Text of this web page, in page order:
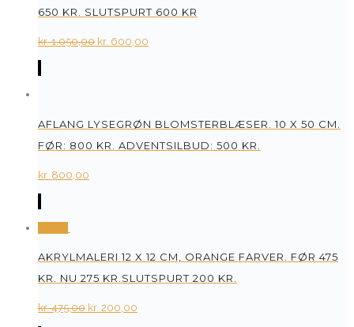
650 KR. SLUTSPURT 600 KR
kr.1.050,00 Original
kr. 600,00
AFLANG LYSEGRØN BLOMSTERBLÆSER. 10 X 50 CM.
FØR: 800 KR. ADVENTSILBUD: 500 KR.
kr. 800,00
AKRYLMALERI 12 X 12 CM, ORANGE FARVER. FØR 475
KR. NU 275 KR.SLUTSPURT 200 KR.
kr.475,00 Original
kr. 200,00